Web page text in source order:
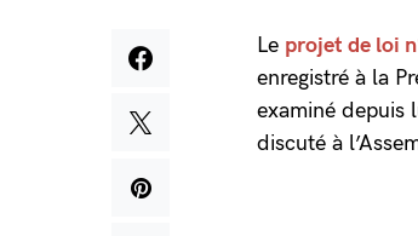
Le projet de loi
enregistré à la
examiné depuis
discuté à